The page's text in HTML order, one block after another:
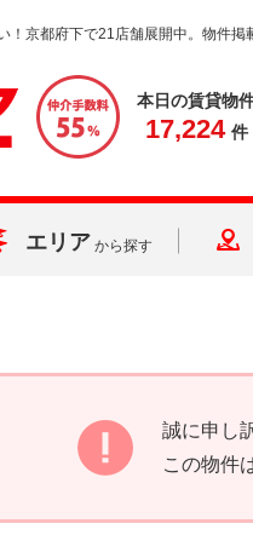
！京都府下で21店舗展開中。物件掲
本日の賃貸物
17,224 件
エリア から探す
誠に申し
この物件